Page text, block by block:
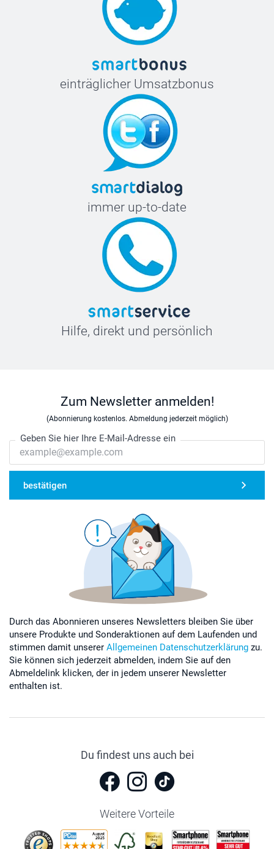
einträglicher Umsatzbonus
immer up-to-date
Hilfe, direkt und persönlich
Zum Newsletter anmelden!
(Abonnierung kostenlos. Abmeldung jederzeit möglich)
Geben Sie hier Ihre E-Mail-Adresse ein
bestätigen
Durch das Abonnieren unseres Newsletters bleiben Sie über
unsere Produkte und Sonderaktionen auf dem Laufenden und
stimmen damit unserer Allgemeinen Datenschutzerklärung zu.
Sie können sich jederzeit abmelden, indem Sie auf den
Abmeldelink klicken, der in jedem unserer Newsletter
enthalten ist.
Du findest uns auch bei
Weitere Vorteile